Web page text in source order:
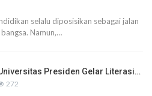
selalu diposisikan sebagai jalan
Namun,…
Presiden Gelar Literasi…
272